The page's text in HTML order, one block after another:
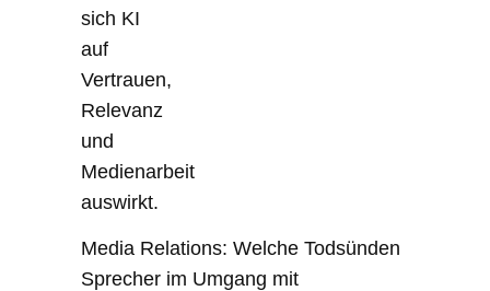
Media Relations: Welche Todsünden
Sprecher im Umgang mit